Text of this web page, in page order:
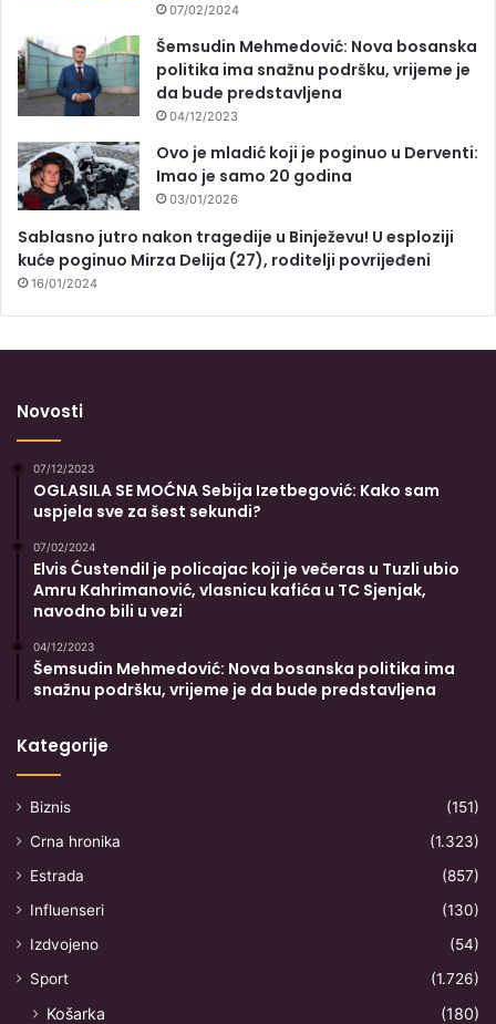
07/02/2024
Šemsudin Mehmedović: Nova bosanska
politika ima snažnu podršku, vrijeme je
da bude predstavljena
04/12/2023
Ovo je mladić koji je poginuo u Derventi:
Imao je samo 20 godina
03/01/2026
Sablasno jutro nakon tragedije u Binježevu! U esploziji
kuće poginuo Mirza Delija (27), roditelji povrijeđeni
16/01/2024
Novosti
07/12/2023
OGLASILA SE MOĆNA Sebija Izetbegović: Kako sam
uspjela sve za šest sekundi?
07/02/2024
Elvis Ćustendil je policajac koji je večeras u Tuzli ubio
Amru Kahrimanović, vlasnicu kafića u TC Sjenjak,
navodno bili u vezi
04/12/2023
Šemsudin Mehmedović: Nova bosanska politika ima
snažnu podršku, vrijeme je da bude predstavljena
Kategorije
Biznis
(151)
Crna hronika
(1.323)
Estrada
(857)
Influenseri
(130)
Izdvojeno
(54)
Sport
(1.726)
Košarka
(180)